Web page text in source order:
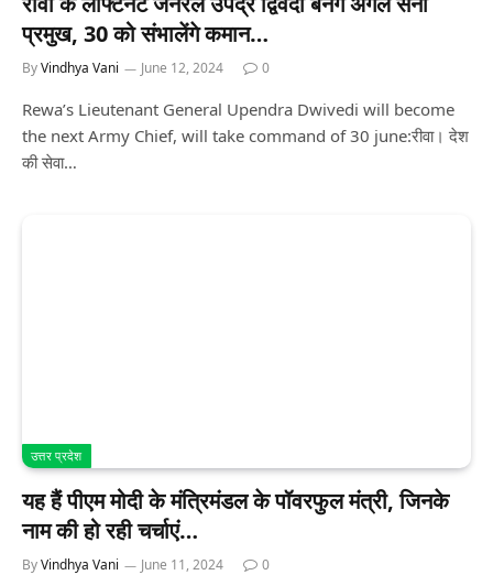
प्रमुख, 30 को संभालेंगे कमान…
ByVindhya Vani June 12, 2024 0
Rewa’s Lieutenant General Upendra Dwivedi will become
the next Army Chief, will take command of 30 june:रीवा। देश
की सेवा…
उत्तर प्रदेश
यह हैं पीएम मोदी के मंत्रिमंडल के पॉवरफुल मंत्री, जिनके
नाम की हो रही चर्चाएं…
ByVindhya Vani June 11, 2024 0